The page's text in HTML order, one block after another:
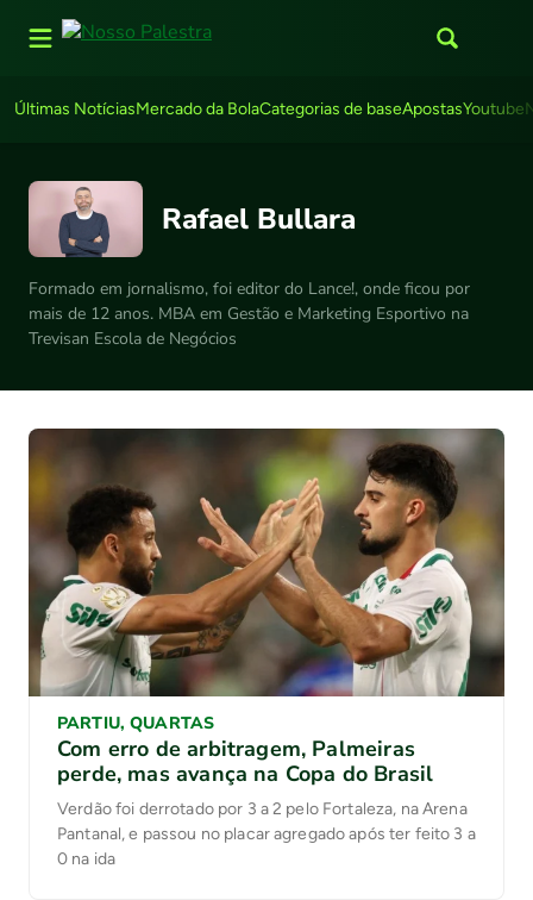
Últimas NotíciasMercado da BolaCategorias de baseApostasYoutube
Rafael Bullara
Formado em jornalismo, foi editor do Lance!, onde ficou por
mais de 12 anos. MBA em Gestão e Marketing Esportivo na
Trevisan Escola de Negócios
PARTIU, QUARTAS
Com erro de arbitragem, Palmeiras
perde, mas avança na Copa do Brasil
Verdão foi derrotado por 3 a 2 pelo Fortaleza, na Arena
Pantanal, e passou no placar agregado após ter feito 3 a
0 na ida